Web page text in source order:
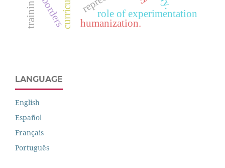
role of experimentation
borders humanization.
LANGUAGE
English
Español
Français
Português